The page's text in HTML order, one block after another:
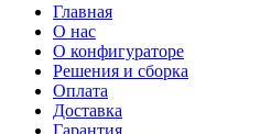
Главная
О нас
О конфигураторе
Решения и сборка
Оплата
Доставка
Гарантия